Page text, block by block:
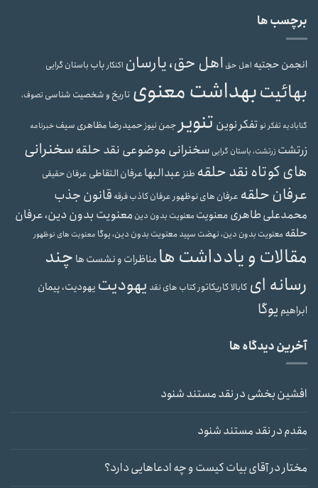
برچسب ها
انجمن حجتیه اهل حق اهل حق، یارسان اکنکارباب باستان گرایی
بهائیتبهداشت معنوی تاریخ و شخصیت شناسی تصوف،
گنابادیه تفکر نوتفکر نوین تنویر جمن نیوز حمیدرضا مظاهری سیفخبرنامه
زرتشت زرتشت، باستان گرایی سخنرانی موضوعی نقد حلقهسخنرانی
های کوتاه نقد حلقه طنز عبدالبهاعرفان التقاطی عرفان حقیقی
عرفان حلقه عرفان های نوظهور عرفان کاذبفرقه قانون جذب
محمدعلی طاهریمعنویت معنویت بدون دین معنویت بدون دین، عرفان
حلقه معنویت بدون دین، نهضت سپیدمعنویت بدون دین، یوگا معنویت های نوظهور
مقالات و یادداشت هامناظرات و نشست ها چند
رسانه ای کابالاکاریکاتور کتاب های نقد یهودیت یهودیت، پیمان
ابراهیم یوگا
آخرین دیدگاه ها
افشین بخشیدرنقد مستند شنود
مقدمدرنقد مستند شنود
مختاردرآقای بیات کیست و چه ادعاهایی دارد؟